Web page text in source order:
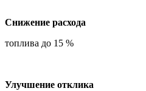
Снижение расхода
топлива до 15 %
Улучшение отклика